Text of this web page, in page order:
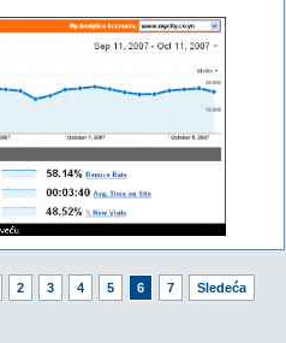
2 3 4 5 6 7
Sledeća